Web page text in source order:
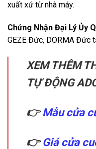
xuất xứ từ nhà máy.
Chứng Nhận Đại Lý Ủy
GEZE Đức, DORMA Đức
XEM THÊM
TỰ ĐỘNG
👉Mẫu cửa
👉Giá cửa